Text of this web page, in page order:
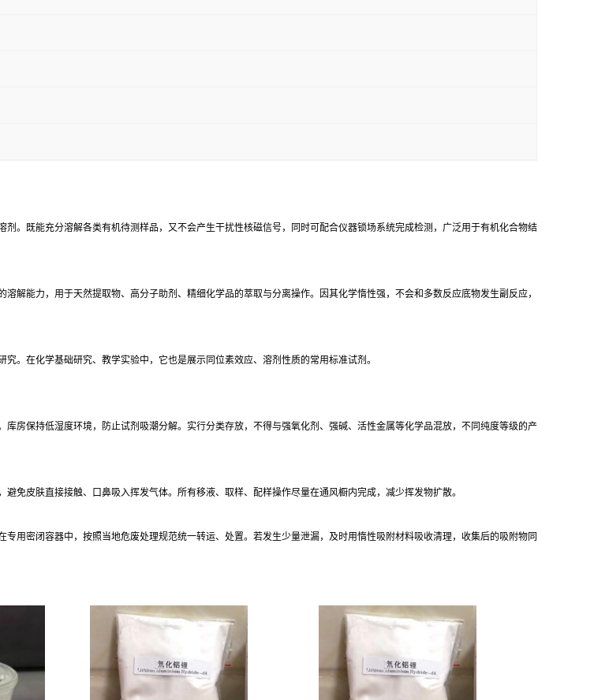
。既能充分溶解各类有机待测样品，又不会产生干扰性核磁信号，同时可配合仪器锁场系统完成检测，广泛用于有机化合物结
解能力，用于天然提取物、高分子助剂、精细化学品的萃取与分离操作。因其化学惰性强，不会和多数反应底物发生副反应，
。在化学基础研究、教学实验中，它也是展示同位素效应、溶剂性质的常用标准试剂。
房保持低湿度环境，防止试剂吸潮分解。实行分类存放，不得与强氧化剂、强碱、活性金属等化学品混放，不同纯度等级的产
免皮肤直接接触、口鼻吸入挥发气体。所有移液、取样、配样操作尽量在通风橱内完成，减少挥发物扩散。
用密闭容器中，按照当地危废处理规范统一转运、处置。若发生少量泄漏，及时用惰性吸附材料吸收清理，收集后的吸附物同